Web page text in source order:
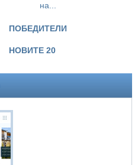
на...
ПОБЕДИТЕЛИ
НОВИТЕ 20